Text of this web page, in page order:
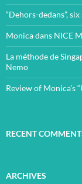
“Dehors-dedans”,
Monica dans NICE
La méthode de
Nemo
Review of Monica’s
RECENT
ARCHIVES